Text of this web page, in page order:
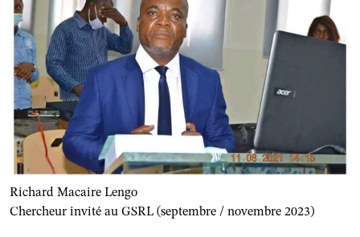
Richard Macaire Lengo
Chercheur invité au GSRL (septembre / novembre 2023)